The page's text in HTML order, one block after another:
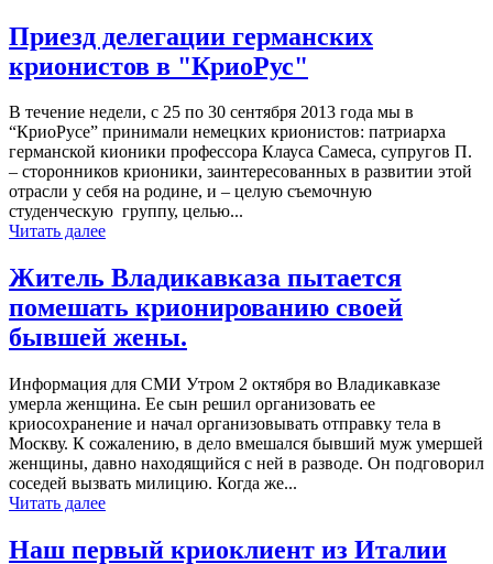
Приезд делегации германских
крионистов в "КриоРус"
В течение недели, с 25 по 30 сентября 2013 года мы в
“КриоРусе” принимали немецких крионистов: патриарха
германской кионики профессора Клауса Самеса, супругов П.
– сторонников крионики, заинтересованных в развитии этой
отрасли у себя на родине, и – целую съемочную
студенческую группу, целью...
Читать далее
Житель Владикавказа пытается
помешать крионированию своей
бывшей жены.
Информация для СМИ Утром 2 октября во Владикавказе
умерла женщина. Ее сын решил организовать ее
криосохранение и начал организовывать отправку тела в
Москву. К сожалению, в дело вмешался бывший муж умершей
женщины, давно находящийся с ней в разводе. Он подговорил
соседей вызвать милицию. Когда же...
Читать далее
Наш первый криоклиент из Италии